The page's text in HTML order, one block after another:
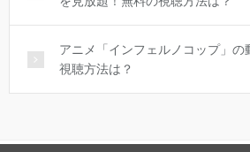
アニメ「インフェルノコップ」
視聴方法は？